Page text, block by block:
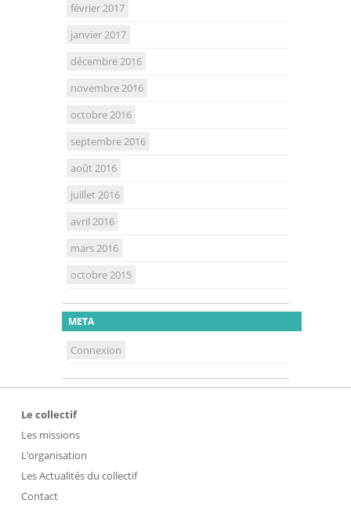
février 2017
janvier 2017
décembre 2016
novembre 2016
octobre 2016
septembre 2016
août 2016
juillet 2016
avril 2016
mars 2016
octobre 2015
META
Connexion
Le collectif
Les missions
L’organisation
Les Actualités du collectif
Contact